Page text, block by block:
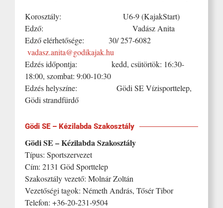
Korosztály: U6-9 (KajakStart)
Edző: Vadász Anita
Edző elérhetősége: 30/ 257-6082
vadasz.anita@godikajak.hu
Edzés időpontja: kedd, csütörtök: 16:30-
18:00, szombat: 9:00-10:30
Edzés helyszíne: Gödi SE Vízisporttelep,
Gödi strandfürdő
Gödi SE – Kézilabda Szakosztály
Gödi SE – Kézilabda Szakosztály
Típus: Sportszervezet
Cím: 2131 Göd Sporttelep
Szakosztály vezető: Molnár Zoltán
Vezetőségi tagok: Németh András, Tősér Tibor
Telefon: +36-20-231-9504